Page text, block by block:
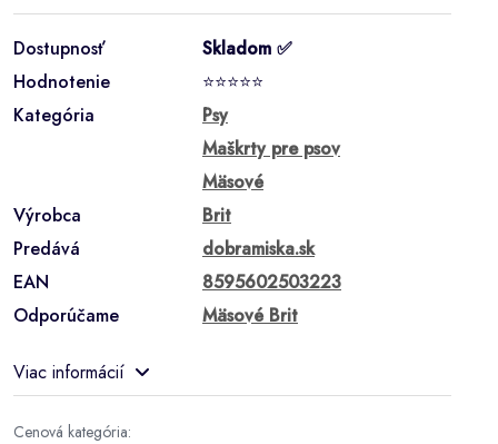
Dostupnosť
Skladom ✅
Hodnotenie
⭐⭐⭐⭐⭐
Kategória
Psy
Maškrty pre psov
Mäsové
Výrobca
Brit
Predává
dobramiska.sk
EAN
8595602503223
Odporúčame
Mäsové Brit
Viac informácií
Cenová kategória: